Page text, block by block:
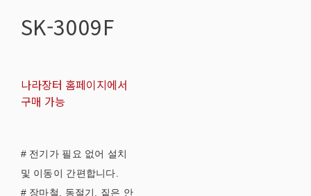
SK-3009F
나라장터 홈페이지에서
구매 가능
# 전기가 필요 없어 설치
및 이동이 간편합니다.
# 장마철, 동절기, 짙은 안